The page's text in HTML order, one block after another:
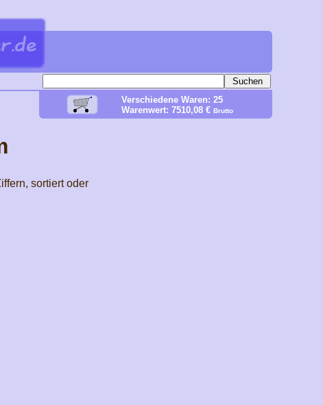
Verschiedene Waren: 25
Warenwert: 7510,08 € Brutto
sortiert oder